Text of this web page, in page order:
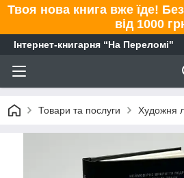
Твоя нова книга вже їде!
від 1000
Інтернет-книгарня “На Переломі"
Товари та послуги Художня